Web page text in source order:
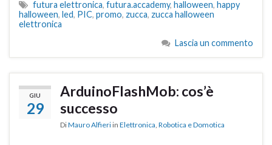
futura elettronica, futura.accademy, halloween, happy
halloween, led, PIC, promo, zucca, zucca halloween
elettronica
Lascia un commento
GIU
29
ArduinoFlashMob: cos’è
successo
DiMauro Alfieri in Elettronica Robotica e Domotica